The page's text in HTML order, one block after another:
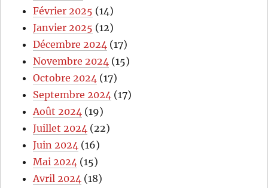
Février 2025 (14)
Janvier 2025 (12)
Décembre 2024 (17)
Novembre 2024 (15)
Octobre 2024 (17)
Septembre 2024 (17)
Août 2024 (19)
Juillet 2024 (22)
Juin 2024 (16)
Mai 2024 (15)
Avril 2024 (18)